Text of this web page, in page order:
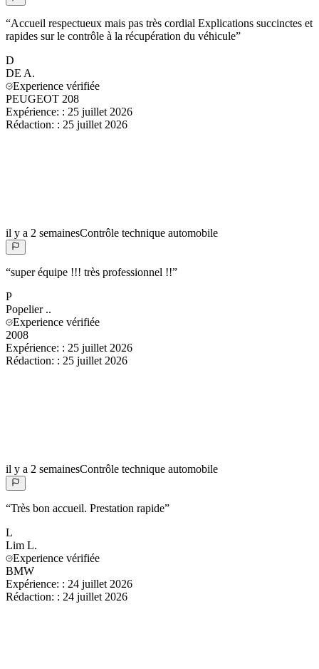
“Accueil respectueux mais pas très cordial Explications succinctes et
rapides sur le contrôle à la récupération du véhicule”
D
DE A.
Experience vérifiée
PEUGEOT 208
Expérience: : 25 juillet 2026
Rédaction: : 25 juillet 2026
il y a 2 semainesContrôle technique automobile
“super équipe !!! très professionnel !!”
P
Popelier ..
Experience vérifiée
2008
Expérience: : 25 juillet 2026
Rédaction: : 25 juillet 2026
il y a 2 semainesContrôle technique automobile
“Très bon accueil. Prestation rapide”
L
Lim L.
Experience vérifiée
BMW
Expérience: : 24 juillet 2026
Rédaction: : 24 juillet 2026